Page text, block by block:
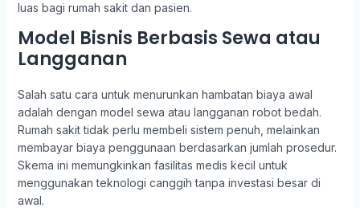
luas bagi rumah sakit dan pasien.
Model Bisnis Berbasis Sewa atau
Langganan
Salah satu cara untuk menurunkan hambatan biaya awal
adalah dengan model sewa atau langganan robot bedah.
Rumah sakit tidak perlu membeli sistem penuh, melainkan
membayar biaya penggunaan berdasarkan jumlah prosedur.
Skema ini memungkinkan fasilitas medis kecil untuk
menggunakan teknologi canggih tanpa investasi besar di
awal.